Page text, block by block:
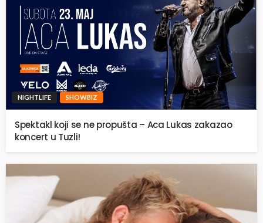
NIGHTLIFE SHOWBIZ
Spektakl koji se ne propušta – Aca Lukas zakazao
koncert u Tuzli!